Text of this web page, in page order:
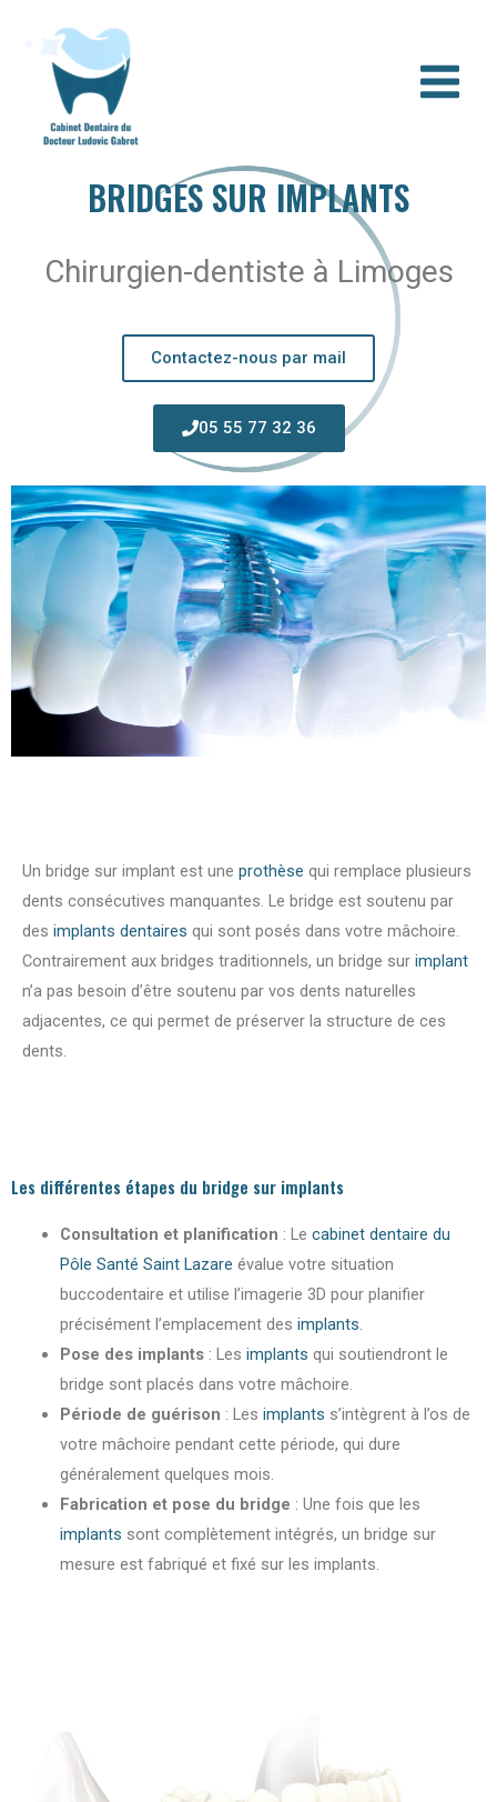
contenu
BRIDGES SUR IMPLANTS
Chirurgien-dentiste à Limoges
Contactez-nous par mail
05 55 77 32 36
Un bridge sur implant est une prothèse qui remplace plusieurs
dents consécutives manquantes. Le bridge est soutenu par
des implants dentaires qui sont posés dans votre mâchoire.
Contrairement aux bridges traditionnels, un bridge sur implant
n’a pas besoin d’être soutenu par vos dents naturelles
adjacentes, ce qui permet de préserver la structure de ces
dents.
Les différentes étapes du bridge sur implants
Consultation et planification : Le cabinet dentaire du
Pôle Santé Saint Lazare évalue votre situation
buccodentaire et utilise l’imagerie 3D pour planifier
précisément l’emplacement des implants.
Pose des implants: Les implants qui soutiendront le
bridge sont placés dans votre mâchoire.
Période de guérison : Les implants s’intègrent à l’os de
votre mâchoire pendant cette période, qui dure
généralement quelques mois.
Fabrication et pose du bridge : Une fois que les
implants sont complètement intégrés, un bridge sur
mesure est fabriqué et fixé sur les implants.